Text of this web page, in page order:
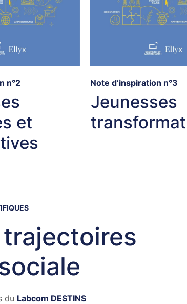
n°2
et
Note d’inspiration n°3
Jeunesses
du Labcom DESTINS